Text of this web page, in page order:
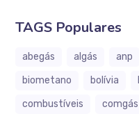
TAGS Populares
abegás algás anp
biometano
bolívia
combustíveis
comgás